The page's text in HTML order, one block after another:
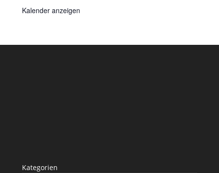
Kalender anzeigen
Kategorien